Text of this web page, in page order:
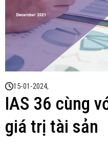
15-01-2024,
IAS 36 cùng
giá trị tài sản